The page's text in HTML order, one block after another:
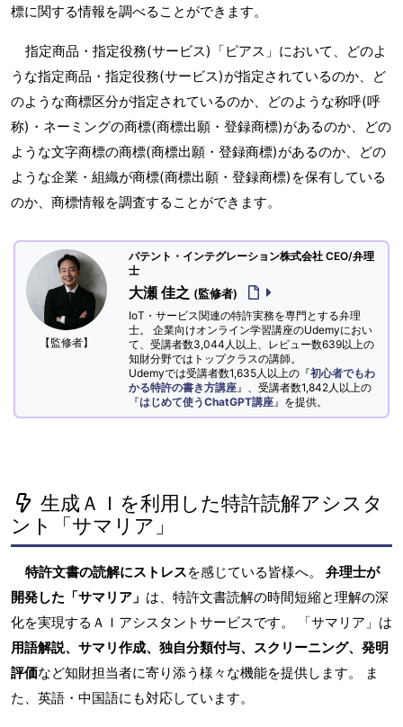
標に関する情報を調べることができます。
指定商品・指定役務(サービス)「ピアス」において、どのよ
うな指定商品・指定役務(サービス)が指定されているのか、ど
のような商標区分が指定されているのか、どのような称呼(呼
称)・ネーミングの商標(商標出願・登録商標)があるのか、どの
ような文字商標の商標(商標出願・登録商標)があるのか、どの
ような企業・組織が商標(商標出願・登録商標)を保有している
のか、商標情報を調査することができます。
【監修者】
パテント・インテグレーション株式会社 CEO/弁理
士
大瀬 佳之 (監修者)
IoT・サービス関連の特許実務を専門とする弁理
士。 企業向けオンライン学習講座のUdemyにおい
て、受講者数3,044人以上、レビュー数639以上の
知財分野ではトップクラスの講師。
Udemyでは受講者数1,635人以上の『初心者でもわ
かる特許の書き方講座 』、受講者数1,842人以上の
『はじめて使うChatGPT講座 』を提供。
生成ＡＩを利用した特許読解アシスタ
ント「サマリア」
特許文書の読解にストレスを感じている皆様へ。 弁理士が
開発した「サマリア」 は、特許文書読解の時間短縮と理解の深
化を実現するＡＩアシスタントサービスです。 「サマリア」は
用語解説、サマリ作成、独自分類付与、スクリーニング、発明
評価など知財担当者に寄り添う様々な機能を提供します。 ま
た、英語・中国語にも対応しています。